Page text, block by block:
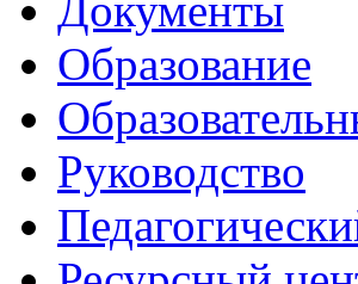
Документы
Образование
Руководство